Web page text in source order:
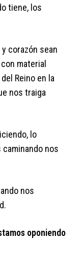
tiene, los
corazón sean
material
Reino en la
nos traiga
lo
nos
nos
oponiendo